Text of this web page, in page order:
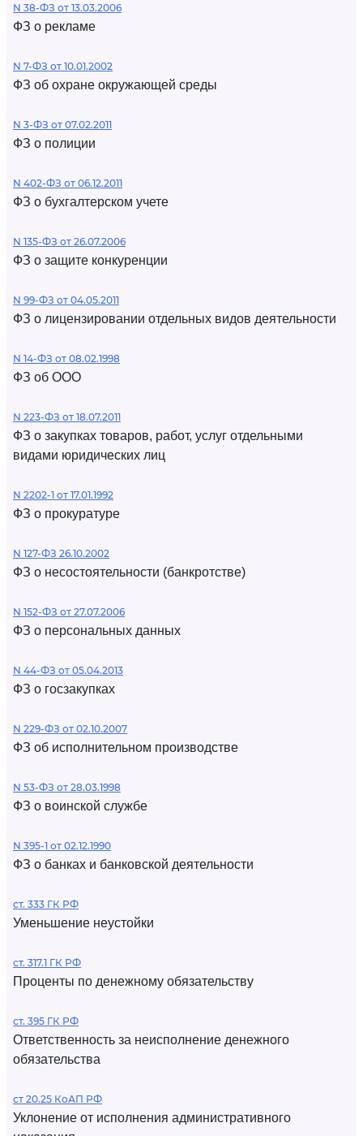
N 38-ФЗ от 13.03.2006
ФЗ о рекламе
N 7-ФЗ от 10.01.2002
ФЗ об охране окружающей среды
N 3-ФЗ от 07.02.2011
ФЗ о полиции
N 402-ФЗ от 06.12.2011
ФЗ о бухгалтерском учете
N 135-ФЗ от 26.07.2006
ФЗ о защите конкуренции
N 99-ФЗ от 04.05.2011
ФЗ о лицензировании отдельных видов деятельности
N 14-ФЗ от 08.02.1998
ФЗ об ООО
N 223-ФЗ от 18.07.2011
ФЗ о закупках товаров, работ, услуг отдельными
видами юридических лиц
N 2202-1 от 17.01.1992
ФЗ о прокуратуре
N 127-ФЗ 26.10.2002
ФЗ о несостоятельности (банкротстве)
N 152-ФЗ от 27.07.2006
ФЗ о персональных данных
N 44-ФЗ от 05.04.2013
ФЗ о госзакупках
N 229-ФЗ от 02.10.2007
ФЗ об исполнительном производстве
N 53-ФЗ от 28.03.1998
ФЗ о воинской службе
N 395-1 от 02.12.1990
ФЗ о банках и банковской деятельности
ст. 333 ГК РФ
Уменьшение неустойки
ст. 317.1 ГК РФ
Проценты по денежному обязательству
ст. 395 ГК РФ
Ответственность за неисполнение денежного
обязательства
ст 20.25 КоАП РФ
Уклонение от исполнения административного